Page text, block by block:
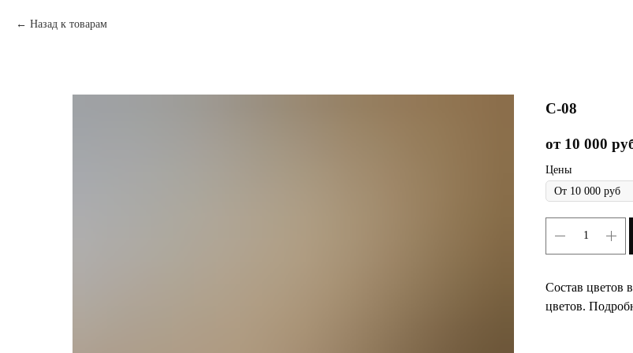
Назад к товарам
С-08
10 000
Цены
Состав цветов
цветов.